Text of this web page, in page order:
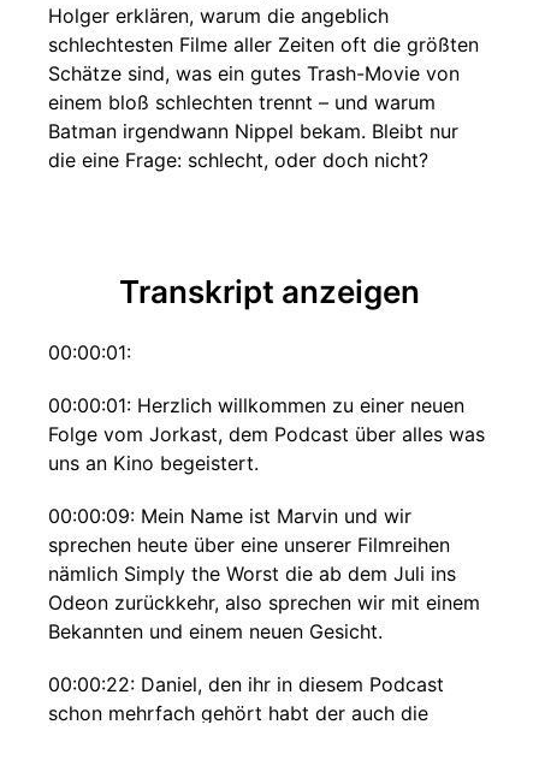
Holger erklären, warum die angeblich
schlechtesten Filme aller Zeiten oft die größten
Schätze sind, was ein gutes Trash-Movie von
einem bloß schlechten trennt – und warum
Batman irgendwann Nippel bekam. Bleibt nur
die eine Frage: schlecht, oder doch nicht?
Transkript anzeigen
00:00:01:
00:00:01: Herzlich willkommen zu einer neuen
Folge vom Jorkast, dem Podcast über alles was
uns an Kino begeistert.
00:00:09: Mein Name ist Marvin und wir
sprechen heute über eine unserer Filmreihen
nämlich Simply the Worst die ab dem Juli ins
Odeon zurückkehr, also sprechen wir mit einem
Bekannten und einem neuen Gesicht.
00:00:22: Daniel, den ihr in diesem Podcast
schon mehrfach gehört habt der auch die